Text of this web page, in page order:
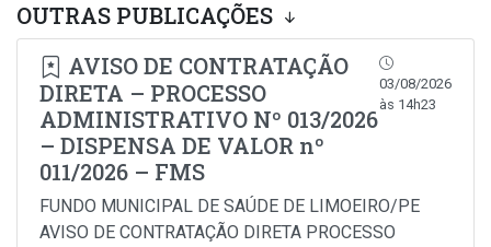
OUTRAS PUBLICAÇÕES
AVISO DE CONTRATAÇÃO
DIRETA – PROCESSO
ADMINISTRATIVO Nº 013/2026
– DISPENSA DE VALOR nº
011/2026 – FMS
03/08/2026
às 14h23
FUNDO MUNICIPAL DE SAÚDE DE LIMOEIRO/PE
AVISO DE CONTRATAÇÃO DIRETA PROCESSO